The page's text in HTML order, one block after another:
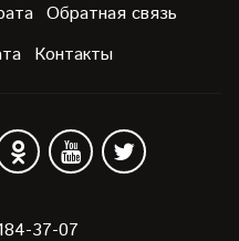
Обратная связь
Контакты
37-07